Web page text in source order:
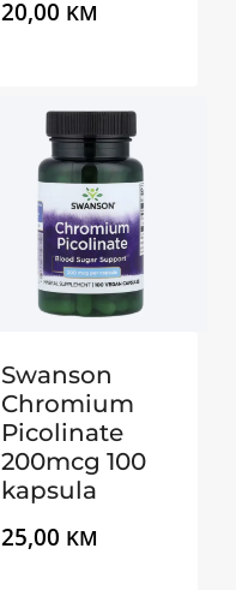
20,00 KM
Swanson
Chromium
Picolinate
200mcg 100
kapsula
25,00 KM